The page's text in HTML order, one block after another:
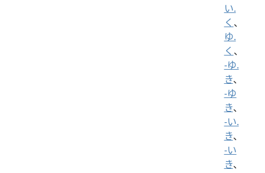
い.
く 、
ゆ.
く 、
-ゆ.
き、
-ゆ
き、
-い.
き、
-い
き、